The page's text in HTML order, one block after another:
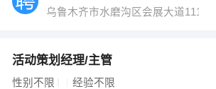
乌鲁木齐市水磨沟区会展大道1119
活动策划经理/主管
性别不限 经验不限